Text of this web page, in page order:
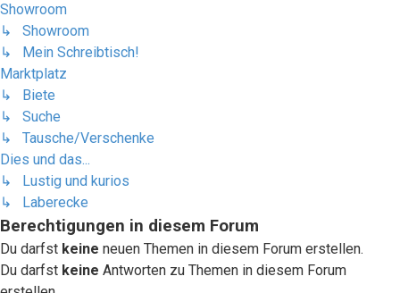
Showroom
↳ Showroom
↳ Mein Schreibtisch!
Marktplatz
↳ Biete
↳ Suche
↳ Tausche/Verschenke
Dies und das...
↳ Lustig und kurios
↳ Laberecke
Berechtigungen in diesem Forum
Du darfst keine neuen Themen in diesem Forum erstellen.
Du darfst keine Antworten zu Themen in diesem Forum